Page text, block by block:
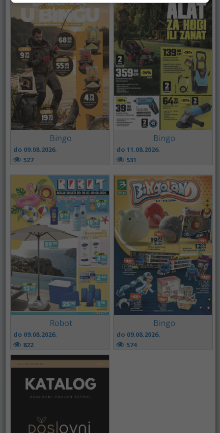
Bingo
do 09.08.2026.
527
Bingo
do 11.08.2026.
531
Robot
do 09.08.2026.
822
Bingo
do 09.08.2026.
574